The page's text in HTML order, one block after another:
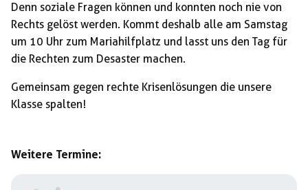
Denn soziale Fragen können und konnten noch nie von
Rechts gelöst werden. Kommt deshalb alle am Samstag
um 10 Uhr zum Mariahilfplatz und lasst uns den Tag für
die Rechten zum Desaster machen.
Gemeinsam gegen rechte Krisenlösungen die unsere
Klasse spalten!
Weitere Termine: